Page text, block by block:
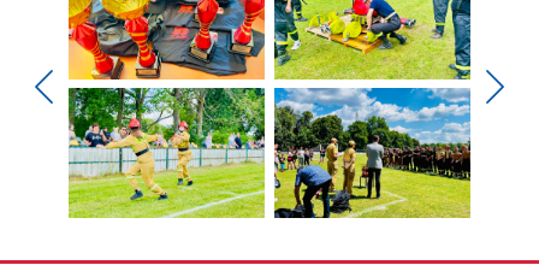
Pokaż
poprzednie
zdjęcia
Pokaż
zdjęcie
1
z
galerii.
Pokaż
zdjęcie
2
z
galerii.